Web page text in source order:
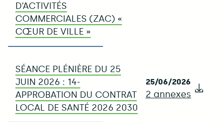
D’ACTIVITÉS
COMMERCIALES (ZAC) «
CŒUR DE VILLE »
SÉANCE PLÉNIÈRE DU 25
JUIN 2026 : 14-
APPROBATION DU CONTRAT
LOCAL DE SANTÉ 2026 2030
25/06/2026
2 annexes